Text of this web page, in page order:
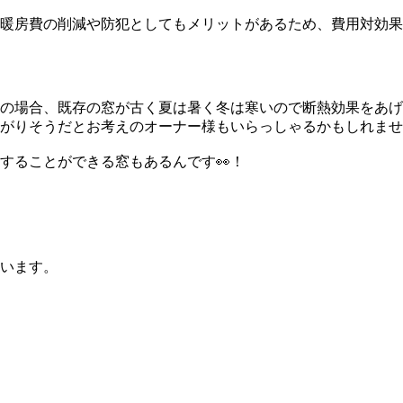
房費の削減や防犯としてもメリットがあるため、費用対効
場合、既存の窓が古く夏は暑く冬は寒いので断熱効果をあ
りそうだとお考えのオーナー様もいらっしゃるかもしれま
ることができる窓もあるんです👀！
ます。